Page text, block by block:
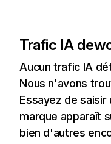
Trafic IA de
Aucun trafic IA
Nous n'avons
Essayez de
marque apparaît
bien d'autres